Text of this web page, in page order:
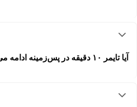
آیا تایمر ۱۰ دقیقه در پس‌زمینه ادامه می‌یابد؟